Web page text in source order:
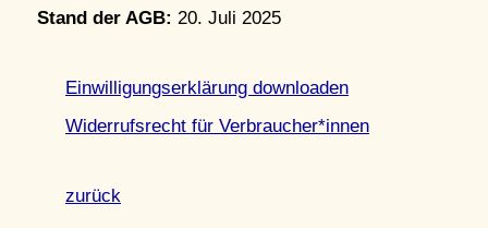
Stand der AGB: 20. Juli 2025
Einwilligungserklärung downloaden
Widerrufsrecht für Verbraucher*innen
zurück